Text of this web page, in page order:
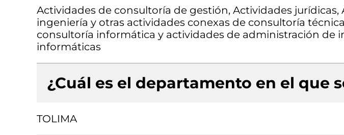
Actividades de consultoría de gestión, Actividades jurídicas,
ingeniería y otras actividades conexas de consultoría
consultoría informática y actividades de administración de
informáticas
¿Cuál es el departamento en el que
TOLIMA